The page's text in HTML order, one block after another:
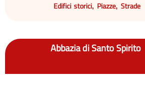
Edifici storici, Piazze, Strade
Abbazia di Santo Spirito